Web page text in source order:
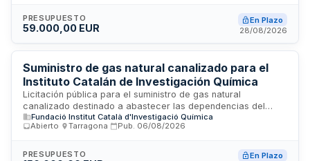
Investigación Química. El contrato se adjudicará al
procedimiento abierto simplificado sumari con criterio de
PRESUPUESTO
59.000,00 EUR
En Plazo
28/08/2026
Suministro de gas natural canalizado para el
Instituto Catalán de Investigación Química
Licitación pública para el suministro de gas natural
canalizado destinado a abastecer las dependencias del
Instituto Catalán de Investigación Química. La contratación se
realiza mediante procedimiento abierto con adjudicación
la prestación del servicio de distribución de gas, así como
Fundació Institut Català d'Investigació Química
Abierto
Tarragona Pub. 06/08/2026
PRESUPUESTO
En Plazo